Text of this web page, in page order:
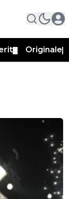
Originale